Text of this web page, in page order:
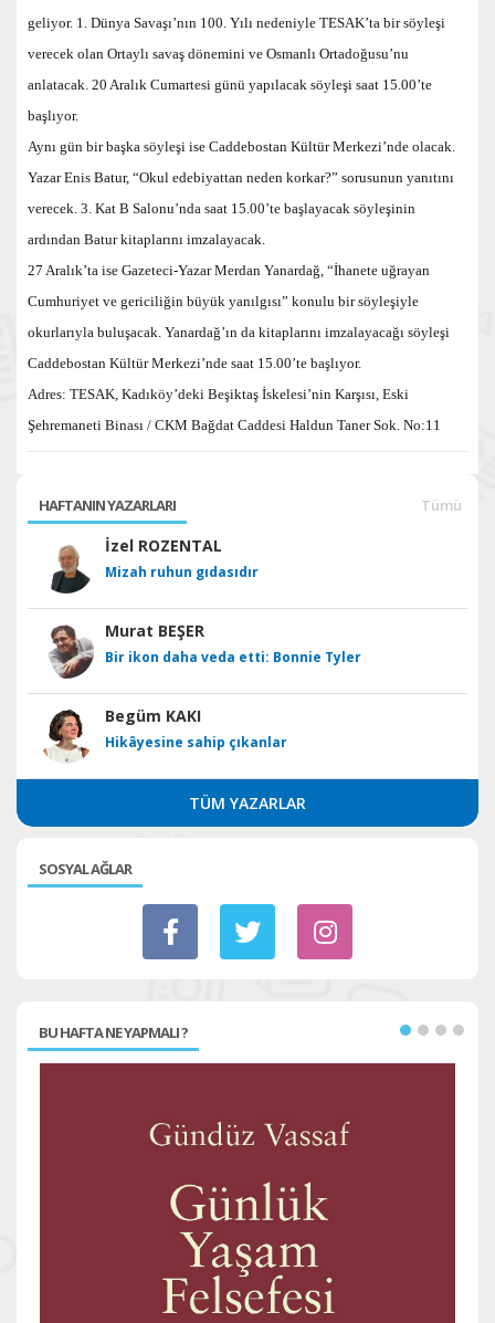
geliyor. 1. Dünya Savaşı’nın 100. Yılı nedeniyle TESAK’ta bir söyleşi
verecek olan Ortaylı savaş dönemini ve Osmanlı Ortadoğusu’nu
anlatacak. 20 Aralık Cumartesi günü yapılacak söyleşi saat 15.00’te
başlıyor.
Aynı gün bir başka söyleşi ise Caddebostan Kültür Merkezi’nde olacak.
Yazar Enis Batur, “Okul edebiyattan neden korkar?” sorusunun yanıtını
verecek. 3. Kat B Salonu’nda saat 15.00’te başlayacak söyleşinin
ardından Batur kitaplarını imzalayacak.
27 Aralık’ta ise Gazeteci-Yazar Merdan Yanardağ, “İhanete uğrayan
Cumhuriyet ve gericiliğin büyük yanılgısı” konulu bir söyleşiyle
okurlarıyla buluşacak. Yanardağ’ın da kitaplarını imzalayacağı söyleşi
Caddebostan Kültür Merkezi’nde saat 15.00’te başlıyor.
Adres: TESAK, Kadıköy’deki Beşiktaş İskelesi’nin Karşısı, Eski
Şehremaneti Binası / CKM Bağdat Caddesi Haldun Taner Sok. No:11
HAFTANIN YAZARLARI Tümü
İzel ROZENTAL
Mizah ruhun gıdasıdır
Murat BEŞER
Bir ikon daha veda etti: Bonnie Tyler
Begüm KAKI
Hikâyesine sahip çıkanlar
TÜM YAZARLAR
SOSYAL AĞLAR
BU HAFTA NE YAPMALI ?